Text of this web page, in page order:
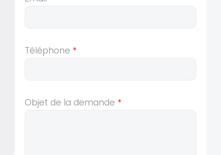
Téléphone *
Objet de la demande *